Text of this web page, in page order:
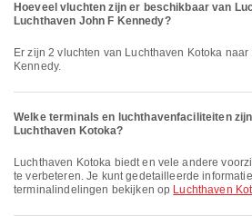
Hoeveel vluchten zijn er beschikbaar van
Luchthaven John F Kennedy?
Er zijn 2 vluchten van Luchthaven Kotoka naar Luchthaven John F
Kennedy.
Welke terminals en luchthavenfaciliteiten
Luchthaven Kotoka?
Luchthaven Kotoka biedt en vele andere voorzieningen om je reiservaring
te verbeteren. Je kunt gedetailleerde
terminalindelingen bekijken op Luchthaven